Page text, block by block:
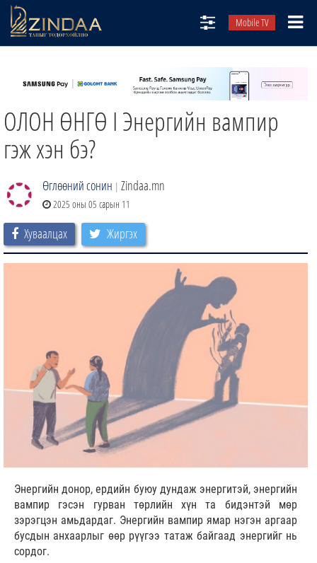
Mobile TV
ТВ8
ӨГЛӨӨНИЙ СОНИН
ОЛОН ӨНГӨ I Энергийн вампир
гэж хэн бэ?
Өглөөний сонин | Zindaa.mn
2025 оны 05 сарын 11
Хуваалцах Жиргэх
Энергийн донор, ердийн буюу дундаж энергитэй, энергийн
вампир гэсэн гурван төрлийн хүн та бидэнтэй мөр
зэрэгцэн амьдардаг. Энергийн вампир ямар нэгэн аргаар
бусдын анхаарлыг өөр рүүгээ татаж байгаад энергийг нь
сордог.